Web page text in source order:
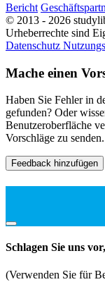
Bericht
© 2013 - 2026
Urheberrechte sind
Datenschutz
Mache einen
Haben Sie Fehler in
gefunden? Oder
Benutzeroberfläche
Vorschläge zu
Feedback hinzufügen
Schlagen Sie uns
(Verwenden Sie für